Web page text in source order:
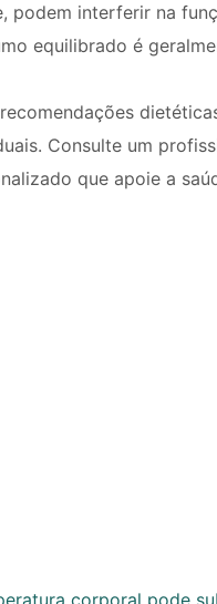
podem interferir na
equilibrado é
Consulte um
que apoie a
corporal pode